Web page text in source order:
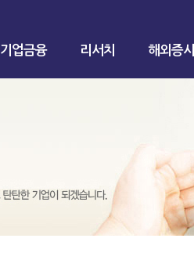
기업금융 리서치 해외증시